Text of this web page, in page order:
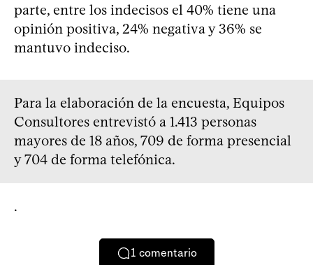
parte, entre los indecisos el 40% tiene una
opinión positiva, 24% negativa y 36% se
mantuvo indeciso.
Para la elaboración de la encuesta, Equipos
Consultores entrevistó a 1.413 personas
mayores de 18 años, 709 de forma presencial
y 704 de forma telefónica.
.
1 comentario